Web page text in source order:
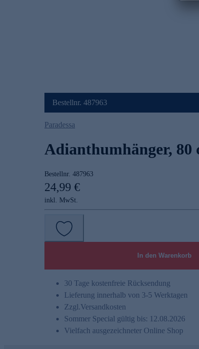
Bestellnr. 487963
Paradessa
Adianthumhänger, 80
Bestellnr. 487963
24,99 €
inkl. MwSt.
In den Warenkorb
30 Tage kostenfreie Rücksendung
Lieferung innerhalb von 3-5 Werktagen
Zzgl.Versandkosten
Sommer Special gültig bis: 12.08.2026
Vielfach ausgezeichneter Online Shop